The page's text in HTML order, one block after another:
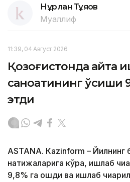
Нұрлан Тұяқов
Муаллиф
11:39, 04 Август 2026
Қозоғистонда қайта
саноатининг ўсиши
этди
ASTANА. Кazinform – Йилнинг
натижаларига кўра, ишлаб
9,8% га ошди ва ишлаб